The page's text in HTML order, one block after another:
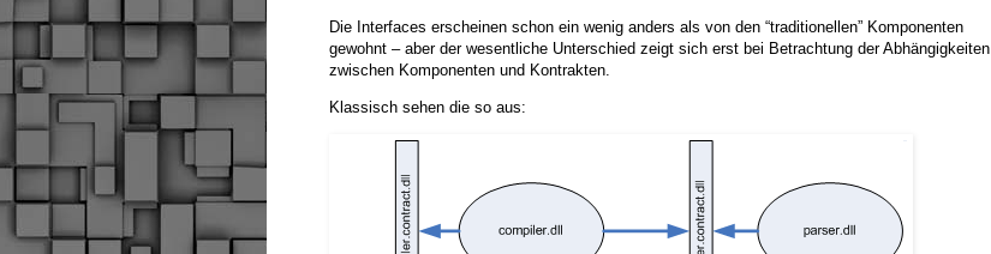
Die Interfaces erscheinen schon ein wenig anders als von den “traditionellen” Komponenten
gewohnt – aber der wesentliche Unterschied zeigt sich erst bei Betrachtung der Abhängigkeiten
zwischen Komponenten und Kontrakten.
Klassisch sehen die so aus: